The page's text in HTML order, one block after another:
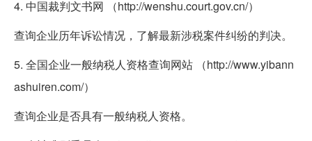
4. 中国裁判文书网 （http://wenshu.court.gov.cn/）
查询企业历年诉讼情况，了解最新涉税案件纠纷的判决。
5. 全国企业一般纳税人资格查询网站 （http://www.yibann
ashuiren.com/）
查询企业是否具有一般纳税人资格。